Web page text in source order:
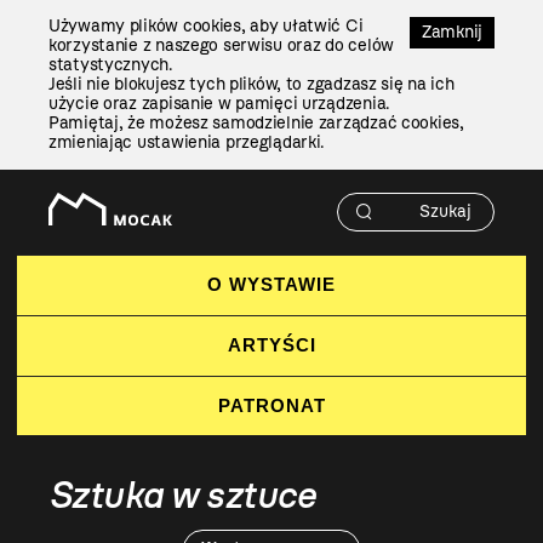
Zamknij
Używamy plików cookies, aby ułatwić Ci
korzystanie z naszego serwisu oraz do celów
statystycznych.
Jeśli nie blokujesz tych plików, to zgadzasz się na ich
użycie oraz zapisanie w pamięci urządzenia.
Pamiętaj, że możesz samodzielnie zarządzać cookies,
zmieniając ustawienia przeglądarki.
O WYSTAWIE
ARTYŚCI
PATRONAT
Sztuka w sztuce